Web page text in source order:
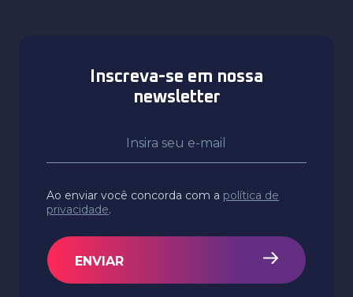
Inscreva-se em nossa
newsletter
Ao enviar você concorda com a política de
privacidade.
ENVIAR